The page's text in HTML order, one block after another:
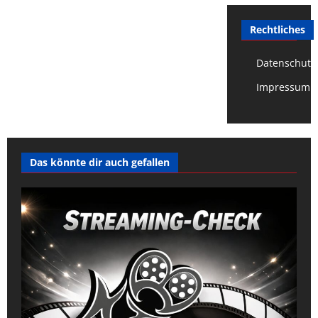
Rechtliches
Impressum
Das könnte dir auch gefallen